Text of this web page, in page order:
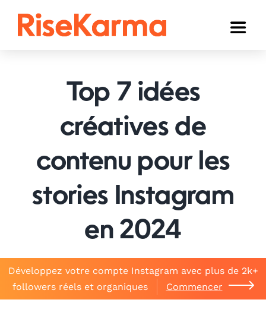
Toggle
Twitter (𝕏)
Autres
Top 7 idées
créatives de
contenu pour les
stories Instagram
en 2024
Développez votre compte Instagram avec plus de 2k+
followers réels et organiques
Commencer